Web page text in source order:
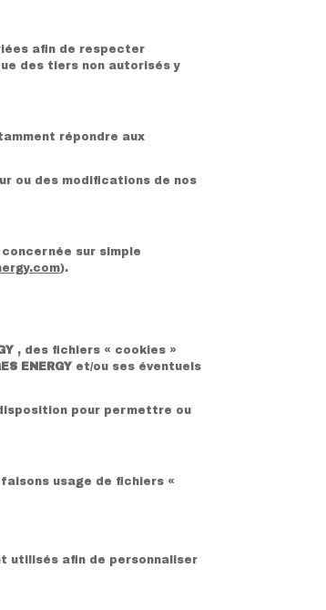
afin de respecter
des tiers non autorisés y
répondre aux
ou des modifications de nos
sur simple
).
, des fichiers « cookies »
ENERGY et/ou ses éventuels
pour permettre ou
usage de fichiers «
utilisés afin de personnaliser